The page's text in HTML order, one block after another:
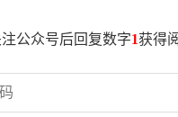
数级增长，而先进制
注公众号后回复数字1获得